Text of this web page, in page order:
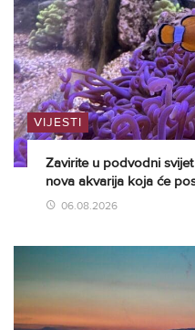
VIJESTI
Zavirite u podvodni
nova akvarija koja će
06.08.2026